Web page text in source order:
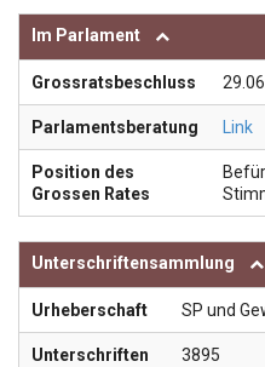
Im Parlament
Grossratsbeschluss
Parlamentsberatung Link
Position des
Grossen Rates
Unterschriftensammlung
Urheberschaft SP und
Unterschriften 3895